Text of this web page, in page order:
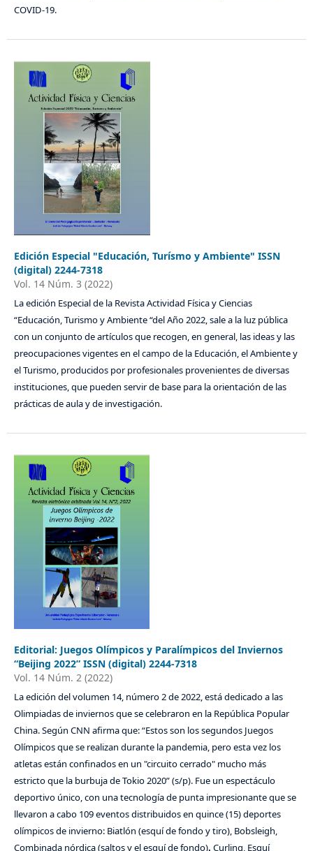
COVID-19.
Edición Especial "Educación, Turísmo y Ambiente" ISSN
(digital) 2244-7318
Vol. 14 Núm. 3 (2022)
La edición Especial de la Revista Actividad Física y Ciencias
“Educación, Turismo y Ambiente “del Año 2022, sale a la luz pública
con un conjunto de artículos que recogen, en general, las ideas y las
preocupaciones vigentes en el campo de la Educación, el Ambiente y
el Turismo, producidos por profesionales provenientes de diversas
instituciones, que pueden servir de base para la orientación de las
prácticas de aula y de investigación.
Editorial: Juegos Olímpicos y Paralímpicos del Inviernos
“Beijing 2022” ISSN (digital) 2244-7318
Vol. 14 Núm. 2 (2022)
La edición del volumen 14, número 2 de 2022, está dedicado a las
Olimpiadas de inviernos que se celebraron en la República Popular
China. Según CNN afirma que: “Estos son los segundos Juegos
Olímpicos que se realizan durante la pandemia, pero esta vez los
atletas están confinados en un "circuito cerrado" mucho más
estricto que la burbuja de Tokio 2020” (s/p). Fue un espectáculo
deportivo único, con una tecnología de punta impresionante que se
llevaron a cabo 109 eventos distribuidos en quince (15) deportes
olímpicos de invierno: Biatlón (esquí de fondo y tiro), Bobsleigh,
Combinada nórdica (saltos y el esquí de fondo), Curling, Esquí